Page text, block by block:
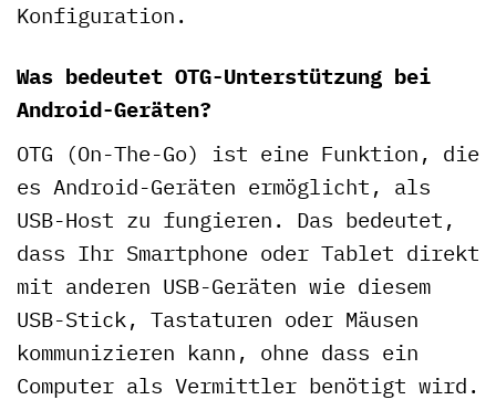
Konfiguration.
Was bedeutet OTG-Unterstützung bei
Android-Geräten?
OTG (On-The-Go) ist eine Funktion, die
es Android-Geräten ermöglicht, als
USB-Host zu fungieren. Das bedeutet,
dass Ihr Smartphone oder Tablet direkt
mit anderen USB-Geräten wie diesem
USB-Stick, Tastaturen oder Mäusen
kommunizieren kann, ohne dass ein
Computer als Vermittler benötigt wird.